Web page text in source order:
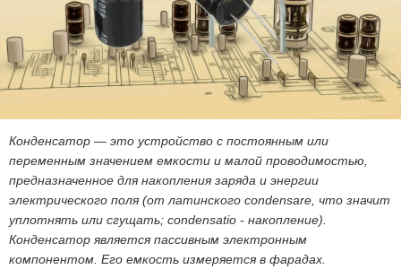
Конденсатор — это устройство с постоянным или
переменным значением емкости и малой проводимостью,
предназначенное для накопления заряда и энергии
электрического поля (от латинского condensare, что значит
уплотнять или сгущать; condensatio - накопление).
Конденсатор является пассивным электронным
компонентом. Его емкость измеряется в фарадах.